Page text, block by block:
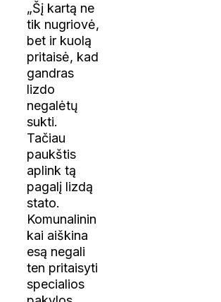
„Šį kartą ne
tik nugriovė,
bet ir kuolą
pritaisė, kad
gandras
lizdo
negalėtų
sukti.
Tačiau
paukštis
aplink tą
pagalį lizdą
stato.
Komunalinin
kai aiškina
esą negali
ten pritaisyti
specialios